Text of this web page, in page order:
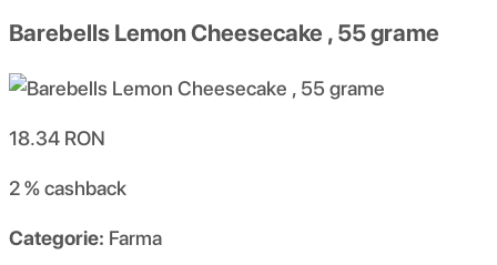
Barebells Lemon Cheesecake , 55 grame
18.34 RON
2 %cashback
Categorie: Farma